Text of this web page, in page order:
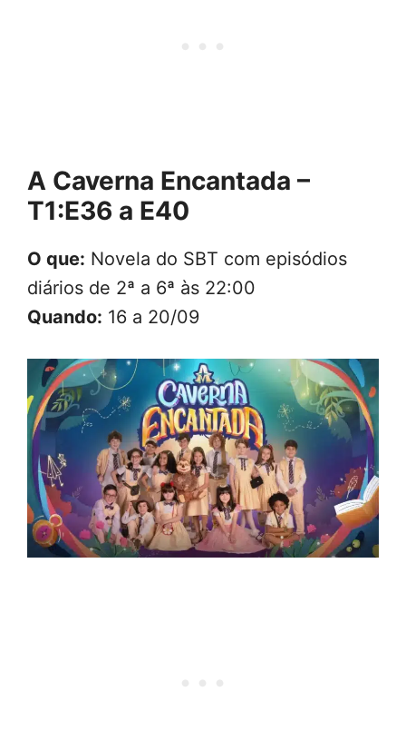
A Caverna Encantada –
T1:E36 a E40
O que: Novela do SBT com episódios
diários de 2ª a 6ª às 22:00
Quando: 16 a 20/09